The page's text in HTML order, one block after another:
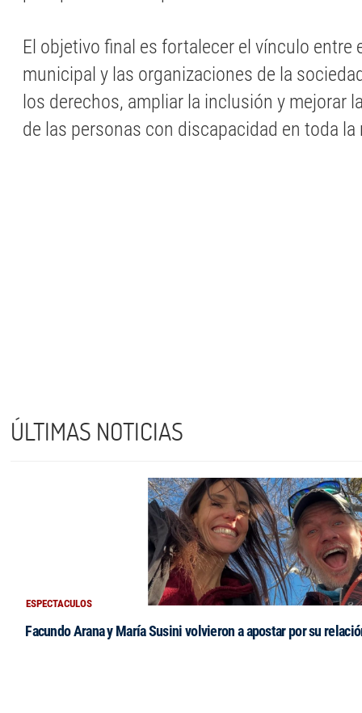
El objetivo final es fortalecer el vínculo entre
municipal y las organizaciones de la
los derechos, ampliar la inclusión y mejorar
de las personas con discapacidad en toda la
ÚLTIMAS NOTICIAS
ESPECTACULOS
Facundo Arana y María Susini volvieron a apostar por su